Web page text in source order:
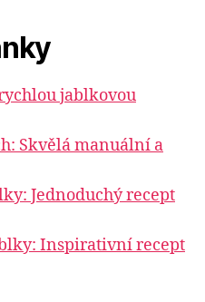
jablkovou
Skvělá manuální a
Jednoduchý recept
Inspirativní recept